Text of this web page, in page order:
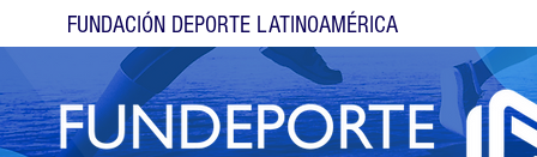
FUNDACIÓN DEPORTE LATINOAMÉRICA